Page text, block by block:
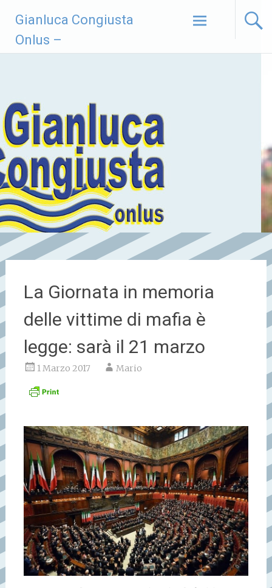
contenuto
Gianluca Congiusta
Onlus –
La Giornata in memoria
delle vittime di mafia è
legge: sarà il 21 marzo
1 Marzo 2017 Mario